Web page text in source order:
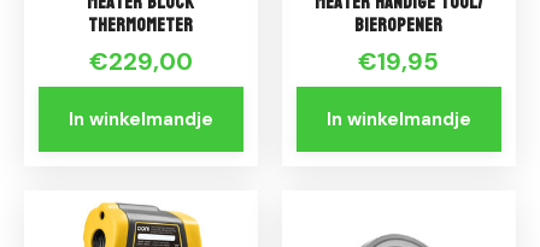
Thermometer
€229,00
In winkelmandje
Bieropener
€19,95
In winkelmandje